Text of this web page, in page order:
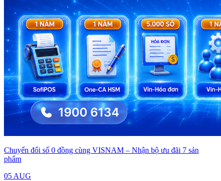
Chuyển đổi số 0 đồng cùng VISNAM – Nhận bộ ưu đãi 7 sản
phẩm
05 AUG